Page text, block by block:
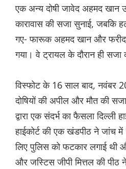
एक अन्य दोषी जावेद अहमद खान
कारावास की सजा सुनाई, जबकि
गए- फारूक अहमद खान और फरीदा
गया। वे ट्रायल के दौरान ही
विस्फोट के 16 साल बाद, नवंबर
दोषियों की अपील और मौत की
द्वारा एक संदर्भ का फैसला दिल्ली
हाईकोर्ट की एक खंडपीठ ने जांच
लिए पुलिस को फटकार लगाई थी
और जस्टिस जीपी मित्तल की पीठ